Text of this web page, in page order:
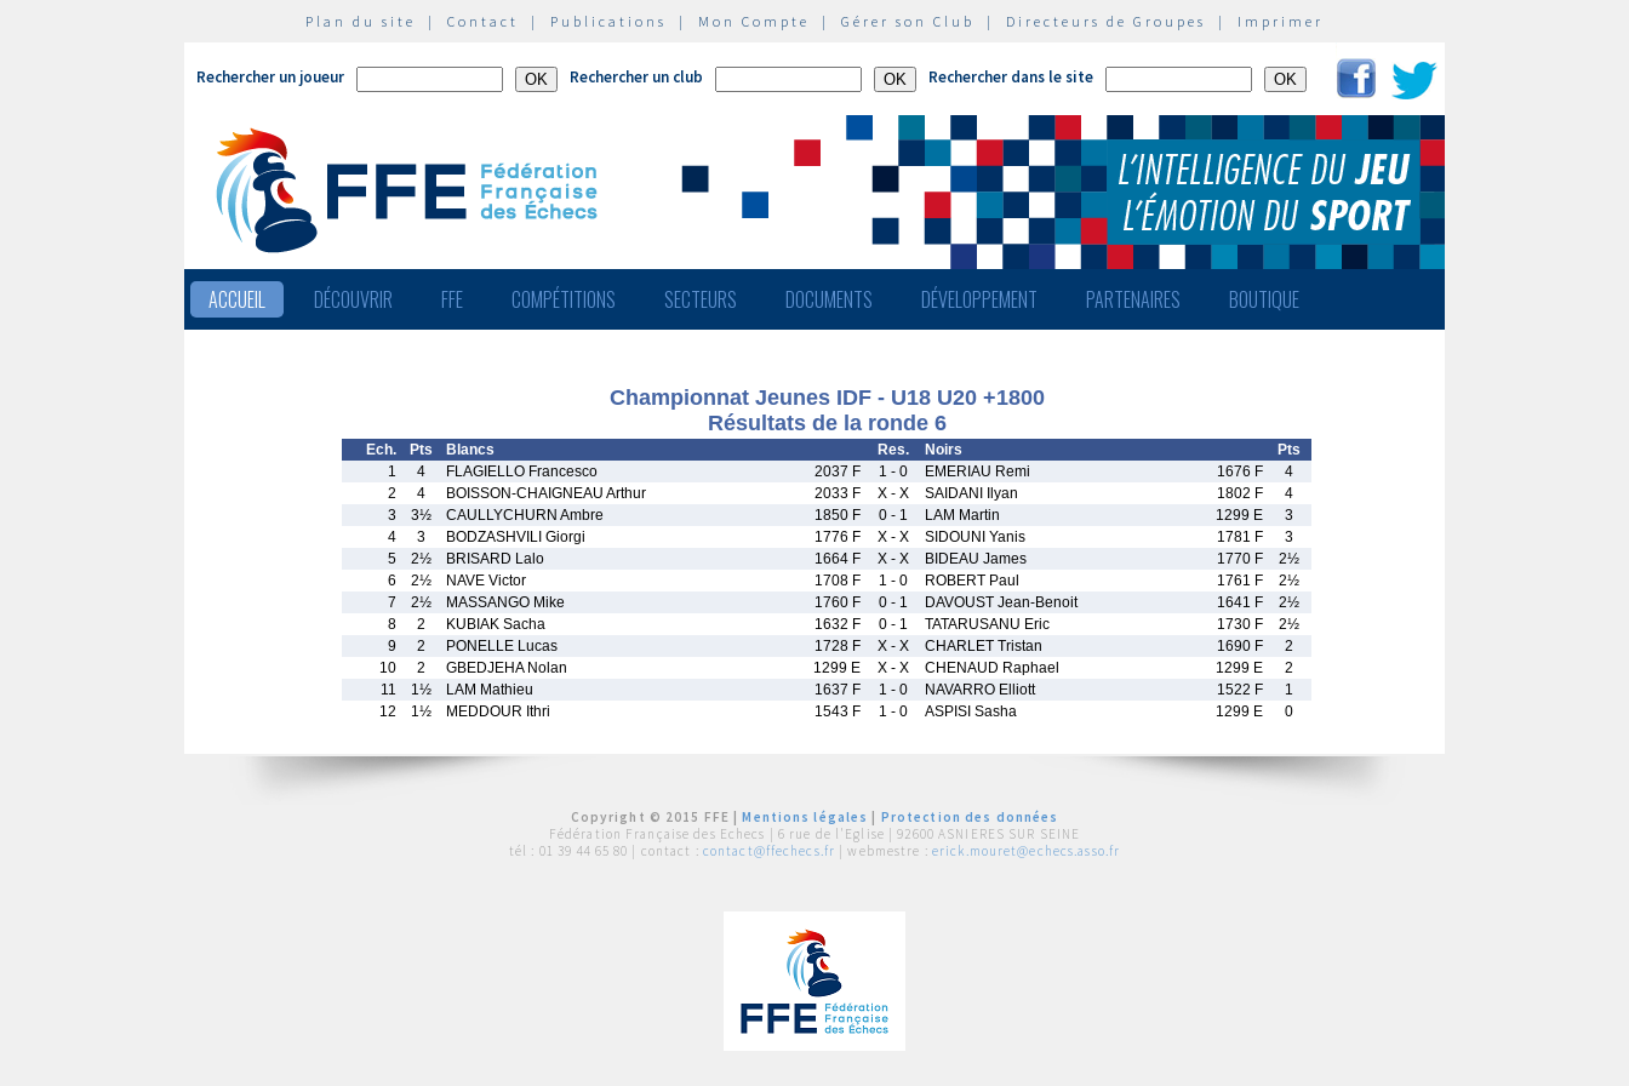
Plan du site | Contact | Publications | Mon Compte | Gérer son Club | Directeurs de Groupes | Imprimer
Rechercher un joueur Rechercher un club Rechercher dans le site
ACCUEIL DÉCOUVRIR FFE COMPÉTITIONS SECTEURS DOCUMENTS DÉVELOPPEMENT PARTENAIRES BOUTIQUE
Championnat Jeunes IDF - U18 U20 +1800
Résultats de la ronde 6
Ech. Pts Blancs Res. Noirs
Pts
1
4 FLAGIELLO Francesco 2037 F 1 - 0 EMERIAU Remi 1676 F
4
2
4 BOISSON-CHAIGNEAU Arthur 2033 F X - X SAIDANI Ilyan 1802 F
4
3
3½ CAULLYCHURN Ambre 1850 F 0 - 1 LAM Martin 1299 E
3
4
3 BODZASHVILI Giorgi 1776 F X - X SIDOUNI Yanis 1781 F
3
5
2½ BRISARD Lalo 1664 F X - X BIDEAU James 1770 F
2½
6
2½ NAVE Victor 1708 F 1 - 0 ROBERT Paul 1761 F
2½
7
2½ MASSANGO Mike 1760 F 0 - 1 DAVOUST Jean-Benoit 1641 F
2½
8
2 KUBIAK Sacha 1632 F 0 - 1 TATARUSANU Eric 1730 F
2½
9
2 PONELLE Lucas 1728 F X - X CHARLET Tristan 1690 F
2
10
2 GBEDJEHA Nolan 1299 E X - X CHENAUD Raphael 1299 E
2
11
1½ LAM Mathieu 1637 F 1 - 0 NAVARRO Elliott 1522 F
1
12
1½ MEDDOUR Ithri 1543 F 1 - 0 ASPISI Sasha 1299 E 0
Copyright © 2015 FFE |Mentions légales
Protection des données
Fédération Française des Echecs | 6 rue de l'Eglise | 92600 ASNIERES SUR SEINE
tél : 01 39 44 65 80 | contact : contact@ffechecs.fr | webmestre : erick.mouret@echecs.asso.fr